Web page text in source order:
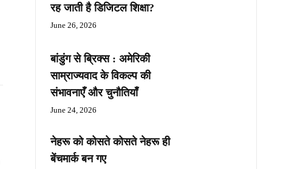
रह जाती है डिजिटल शिक्षा?
June 26, 2026
बांडुंग से ब्रिक्स : अमेरिकी
साम्राज्यवाद के विकल्प की
संभावनाएँ और चुनौतियाँ
June 24, 2026
नेहरू को कोसते कोसते नेहरू ही
बेंचमार्क बन गए